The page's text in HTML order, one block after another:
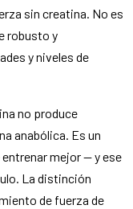
sin creatina. No es
robusto y
y niveles de
no produce
anabólica. Es un
mejor — y ese
La distinción
de fuerza de